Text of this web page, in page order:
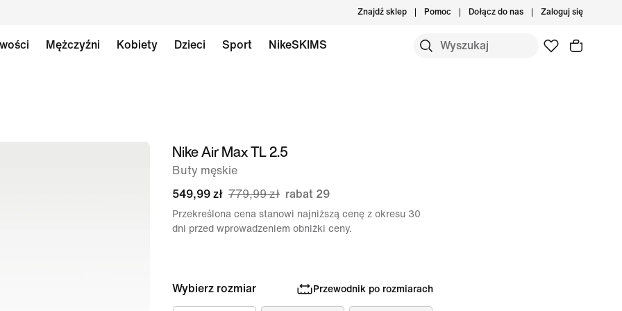
Znajdź sklep Pomoc Dołącz do nas Zaloguj się
Mężczyźni Kobiety Dzieci Sport NikeSKIMS
obrazNike Air Max TL 2.5
Buty męskie
549,99 zł 779,99 zł rabat 29
Przekreślona cena stanowi najniższą cenę z okresu 30
dni przed wprowadzeniem obniżki ceny.
Wybierz rozmiar Przewodnik po rozmiarach